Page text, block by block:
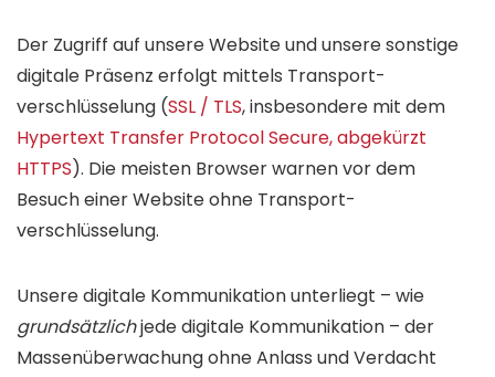
Der Zugriff auf unsere Website und unsere sonstige
digitale Präsenz erfolgt mittels Transport­
verschlüsselung (SSL / TLS, insbesondere mit dem
Hypertext Transfer Protocol Secure, abgekürzt
HTTPS). Die meisten Browser warnen vor dem
Besuch einer Website ohne Transport­
verschlüsselung.
Unsere digitale Kommunikation unterliegt – wie
grundsätzlichjede digitale Kommunikation – der
Massen­überwachung ohne Anlass und Verdacht